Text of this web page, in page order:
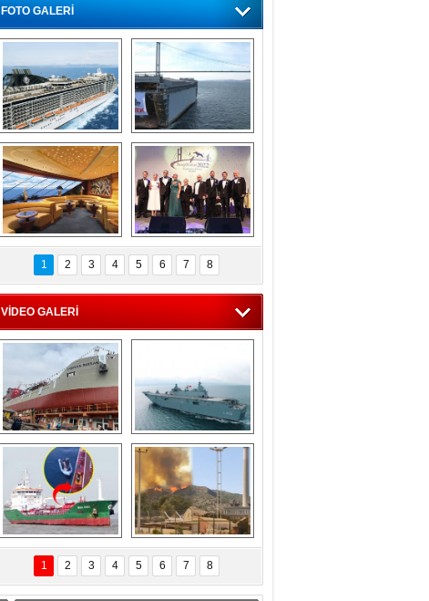
FOTO GALERİ
“Gemi içinde gemi”
konsepti ile MSC
Splendida
Dünyada tek!
Denizaltı yüzer
havuzu intikal
seyrine başladı
MSC'den 55 milyon
euroluk turizm geliri
müjdesi
5. Bosphorus Ship
Brokers Dinner,
İstanbul’da yapıldı
1 2 3 4 5 6 7 8
VİDEO GALERİ
Çeksan Tersanesi,
Başaran Bayrak
tankerini suya
indirdi
TCG Anadolu,
tersane teknik
seyrini tamamladı
Göçmenlerin
imdadına Türk
sahipli MINA DENIZ
yetişti
Milas’taki yangın
yeniden termik
santrallere doğru
ilerliyor
1 2 3 4 5 6 7 8